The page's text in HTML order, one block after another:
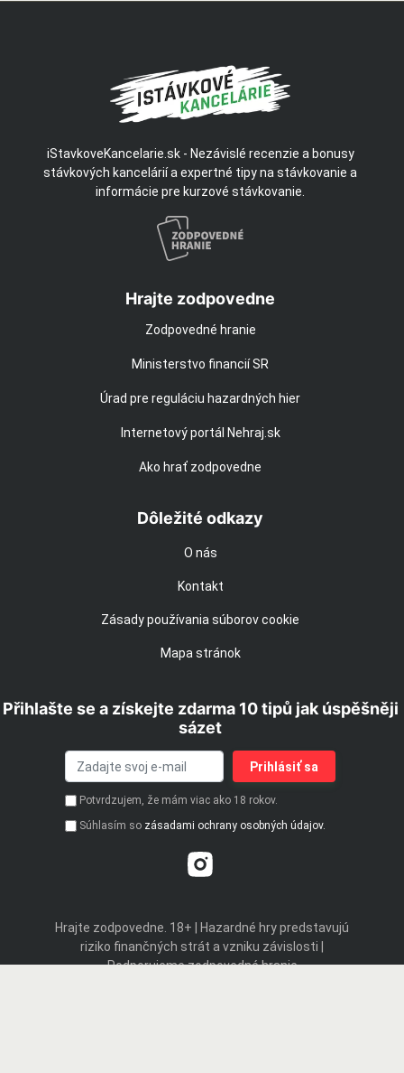
iStavkoveKancelarie.sk - Nezávislé recenzie a bonusy
stávkových kancelárií a expertné tipy na stávkovanie a
informácie pre kurzové stávkovanie.
Hrajte zodpovedne
Zodpovedné hranie
Ministerstvo financií SR
Úrad pre reguláciu hazardných hier
Internetový portál Nehraj.sk
Ako hrať zodpovedne
Dôležité odkazy
O nás
Kontakt
Zásady používania súborov cookie
Mapa stránok
Přihlašte se a získejte zdarma 10 tipů jak úspěšněji
sázet
Potvrdzujem, že mám viac ako 18 rokov.
Súhlasím so zásadami ochrany osobných údajov.
Hrajte zodpovedne. 18+ | Hazardné hry predstavujú
riziko finančných strát a vzniku závislosti |
Podporujeme zodpovedné hranie